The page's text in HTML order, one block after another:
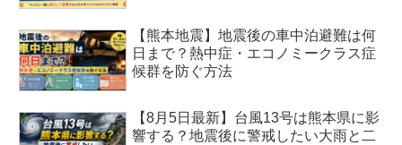
【熊本地震】地震後の車中泊避難は何
日まで？熱中症・エコノミークラス症
候群を防ぐ方法
【8月5日最新】台風13号は熊本県に影
響する？地震後に警戒したい大雨と二